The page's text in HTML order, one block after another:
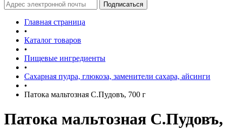
Главная страница
•
Каталог товаров
•
Пищевые ингредиенты
•
Сахарная пудра, глюкоза, заменители сахара, айсинги
•
Патока мальтозная С.Пудовъ, 700 г
Патока мальтозная С.Пудовъ,